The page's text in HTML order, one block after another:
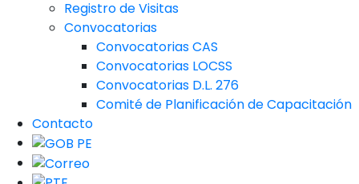
Registro de Visitas
Convocatorias
Convocatorias CAS
Convocatorias LOCSS
Convocatorias D.L. 276
Comité de Planificación de Capacitación
Contacto